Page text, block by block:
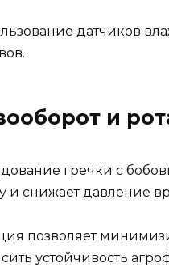
датчиков
и
гречки с
и снижает давление
позволяет
устойчивость